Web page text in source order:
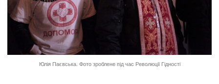
Юлія Паєвська. Фото зроблене під час Революції Гідності